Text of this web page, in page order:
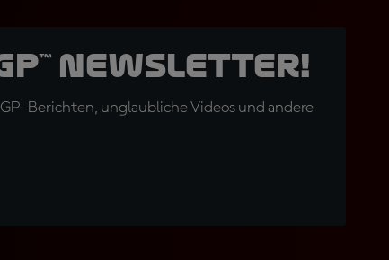
Newsletter!
Berichten, unglaubliche Videos und andere